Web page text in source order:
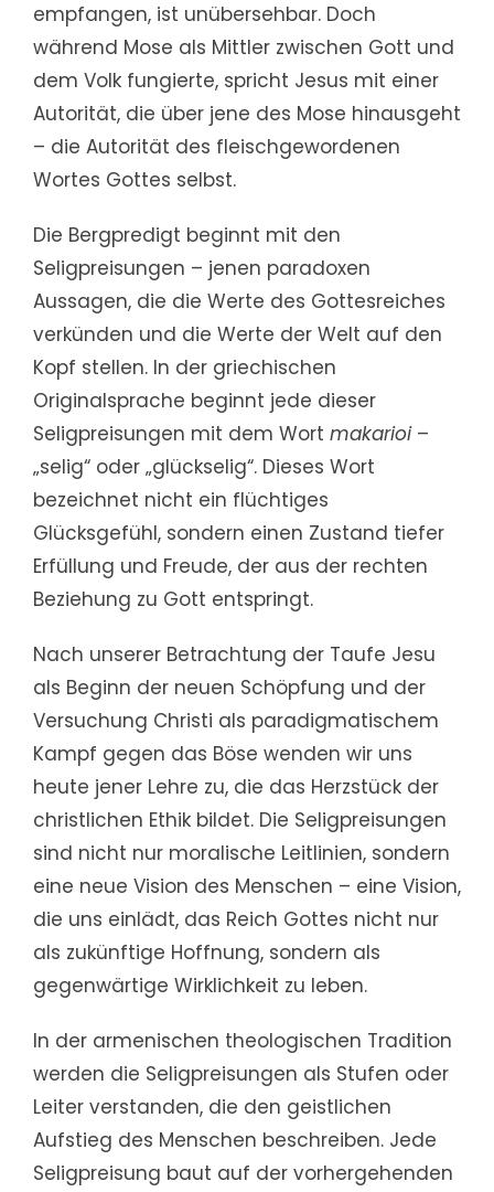
empfangen, ist unübersehbar. Doch
während Mose als Mittler zwischen Gott und
dem Volk fungierte, spricht Jesus mit einer
Autorität, die über jene des Mose hinausgeht
– die Autorität des fleischgewordenen
Wortes Gottes selbst.
Die Bergpredigt beginnt mit den
Seligpreisungen – jenen paradoxen
Aussagen, die die Werte des Gottesreiches
verkünden und die Werte der Welt auf den
Kopf stellen. In der griechischen
Originalsprache beginnt jede dieser
Seligpreisungen mit dem Wort makarioi–
„selig“ oder „glückselig“. Dieses Wort
bezeichnet nicht ein flüchtiges
Glücksgefühl, sondern einen Zustand tiefer
Erfüllung und Freude, der aus der rechten
Beziehung zu Gott entspringt.
Nach unserer Betrachtung der Taufe Jesu
als Beginn der neuen Schöpfung und der
Versuchung Christi als paradigmatischem
Kampf gegen das Böse wenden wir uns
heute jener Lehre zu, die das Herzstück der
christlichen Ethik bildet. Die Seligpreisungen
sind nicht nur moralische Leitlinien, sondern
eine neue Vision des Menschen – eine Vision,
die uns einlädt, das Reich Gottes nicht nur
als zukünftige Hoffnung, sondern als
gegenwärtige Wirklichkeit zu leben.
In der armenischen theologischen Tradition
werden die Seligpreisungen als Stufen oder
Leiter verstanden, die den geistlichen
Aufstieg des Menschen beschreiben. Jede
Seligpreisung baut auf der vorhergehenden